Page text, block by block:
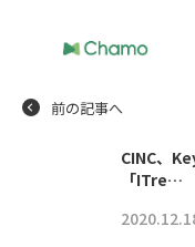
前の記事へ
CINC、
「ITre…